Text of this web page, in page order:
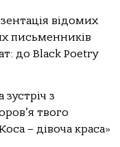
відомих
письменників
до Black Poetry
з
твого
– дівоча краса»